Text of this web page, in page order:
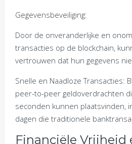
Gegevensbeveiliging:
Door de onveranderlijke en
transacties op de blockchain,
vertrouwen dat hun gegevens
Snelle en Naadloze Transacties:
peer-to-peer geldoverdrachten
seconden kunnen plaatsvinden,
dagen die traditionele
Financiële Vrijheid